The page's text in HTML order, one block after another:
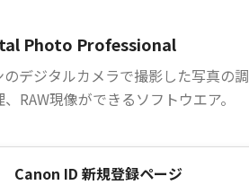
Photo Professional
のデジタルカメラで撮影した写真の調
RAW現像ができるソフトウエア。
Canon ID 新規登録ページ